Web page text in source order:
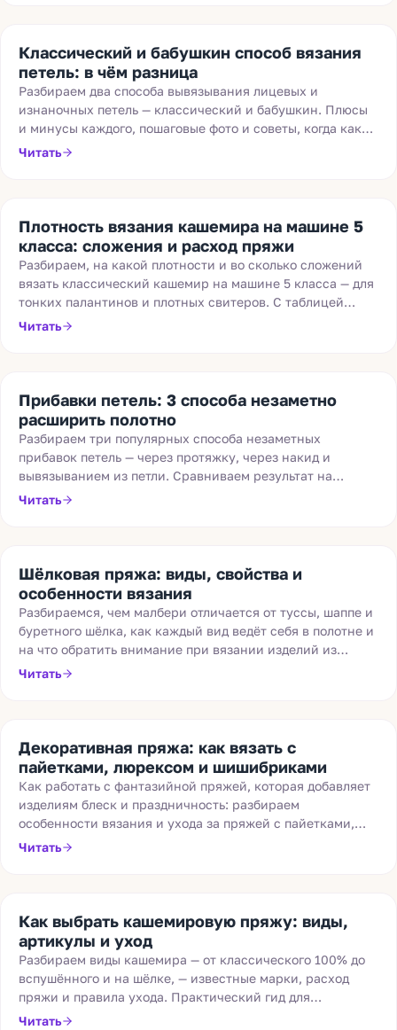
Классический и бабушкин способ вязания
петель: в чём разница
Разбираем два способа вывязывания лицевых и
изнаночных петель — классический и бабушкин. Плюсы
и минусы каждого, пошаговые фото и советы, когда какой
лучше использовать.
Читать
Плотность вязания кашемира на машине 5
класса: сложения и расход пряжи
Разбираем, на какой плотности и во сколько сложений
вязать классический кашемир на машине 5 класса — для
тонких палантинов и плотных свитеров. С таблицей
плотностей и примерным расходом пряжи на изделия.
Читать
Прибавки петель: 3 способа незаметно
расширить полотно
Разбираем три популярных способа незаметных
прибавок петель — через протяжку, через накид и
вывязыванием из петли. Сравниваем результат на
полотне и подсказываем, какой метод выбрать для
Читать
Шёлковая пряжа: виды, свойства и
особенности вязания
Разбираемся, чем малбери отличается от туссы, шаппе и
буретного шёлка, как каждый вид ведёт себя в полотне и
на что обратить внимание при вязании изделий из
шёлка.
Читать
Декоративная пряжа: как вязать с
пайетками, люрексом и шишибриками
Как работать с фантазийной пряжей, которая добавляет
изделиям блеск и праздничность: разбираем
особенности вязания и ухода за пряжей с пайетками,
люрексом и шишибриками, и подсказываем, с чем их
Читать
Как выбрать кашемировую пряжу: виды,
артикулы и уход
Разбираем виды кашемира — от классического 100% до
вспушённого и на шёлке, — известные марки, расход
пряжи и правила ухода. Практический гид для
вязальщиц.
Читать